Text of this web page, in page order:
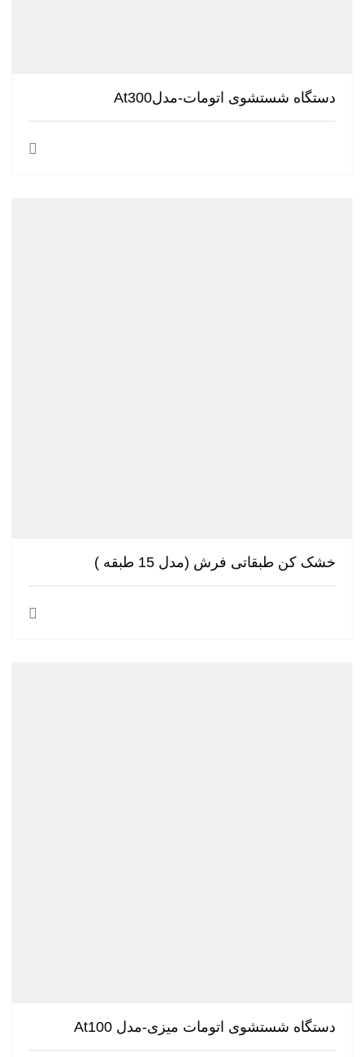
دستگاه شستشوی اتومات-مدلAt300
خشک کن طبقاتی فرش (مدل 15 طبقه )
دستگاه شستشوی اتومات میزی-مدل At100